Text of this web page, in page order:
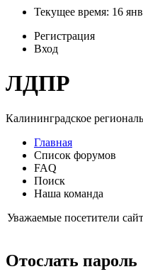
Текущее время: 16
Регистрация
Вход
ЛДПР
Калининградское
Главная
Список форумов
FAQ
Поиск
Наша команда
Уважаемые посетители
Отослать пароль